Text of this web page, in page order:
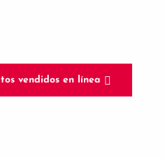
vendidos en línea